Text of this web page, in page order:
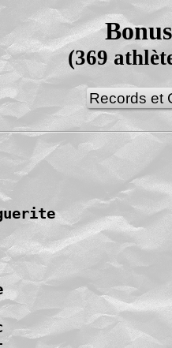
(369
Records et
Marguerite